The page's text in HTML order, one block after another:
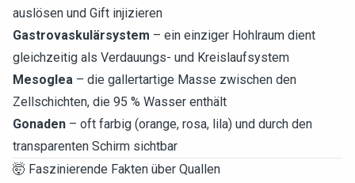
auslösen und Gift injizieren
Gastrovaskulärsystem – ein einziger Hohlraum dient
gleichzeitig als Verdauungs- und Kreislaufsystem
Mesoglea – die gallertartige Masse zwischen den
Zellschichten, die 95 % Wasser enthält
Gonaden – oft farbig (orange, rosa, lila) und durch den
transparenten Schirm sichtbar
🤯 Faszinierende Fakten über Quallen